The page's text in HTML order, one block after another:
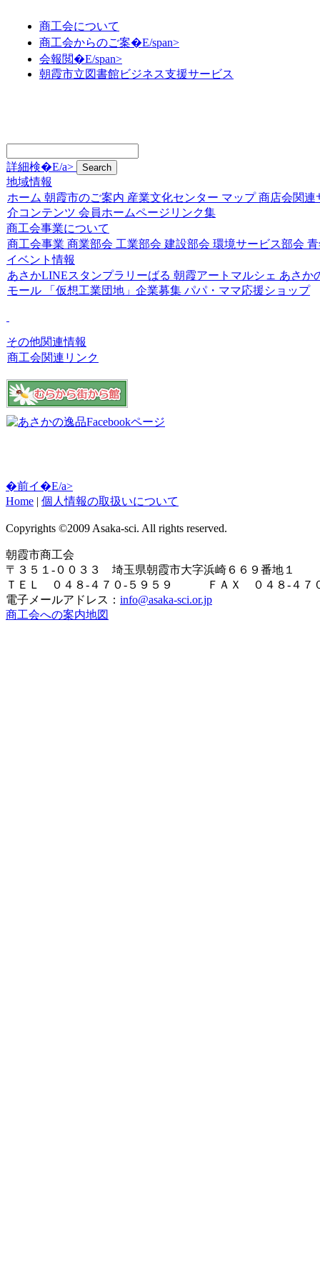
商工会について
商工会からのご案�E/span>
会報閲�E/span>
朝霞市立図書館ビジネス支援サービス
詳細検�E/a>
地域情報
ホーム 朝霞市のご案内 産業文化センター マップ 商店会関連
介コンテンツ 会員ホームページリンク集
商工会事業について
商工会事業 商業部会 工業部会 建設部会 環境サービス部会
イベント情報
あさかLINEスタンプラリーばる 朝霞アートマルシェ あさか
モール
「仮想工業団地」企業募集 パパ・ママ応援ショップ
その他関連情報
商工会関連リンク
�前イ�E/a>
Home | 個人情報の取扱いについて
Copyrights ©2009 Asaka-sci. All rights reserved.
朝霞市商工会
〒３５１-００３３ 埼玉県朝霞市大字浜崎６６９番地１
ＴＥＬ ０４８-４７０-５９５９ ＦＡＸ ０４８-４７
電子メールアドレス： info@asaka-sci.or.jp
商工会への案内地図